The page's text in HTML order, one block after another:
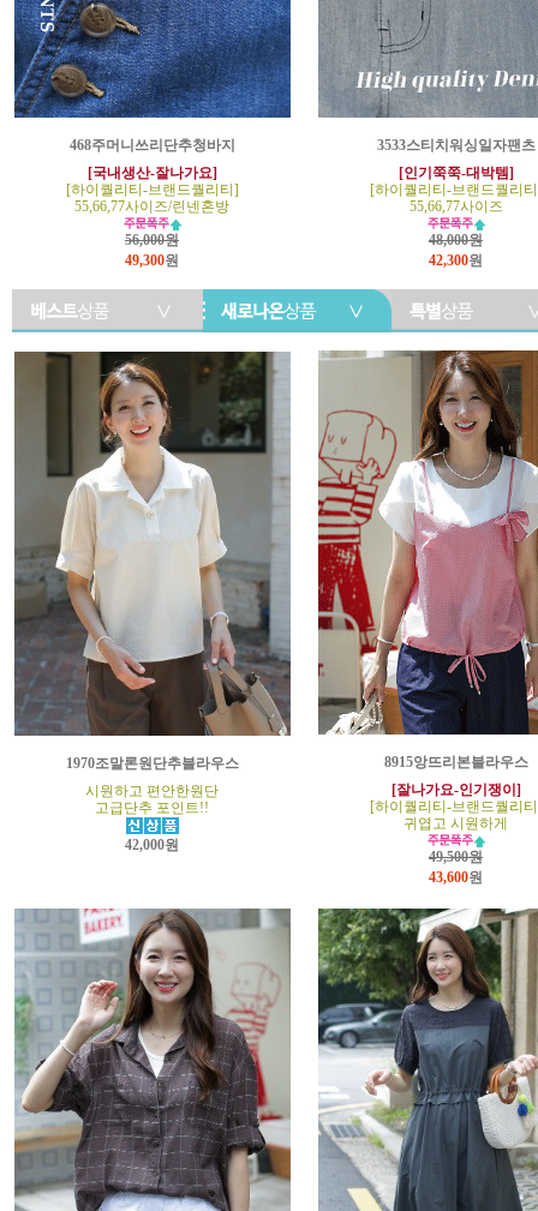
468주머니쓰리단추청바지
[국내생산-잘나가요]
[하이퀄리티-브랜드퀄리티]
55,66,77사이즈/린넨혼방
56,000원
49,300원
3533스티치워싱일자팬츠
[인기쭉쭉-대박템]
[하이퀄리티-브랜드퀄리
55,66,77사이즈
48,000원
42,300원
1970조말론원단추블라우스
시원하고 편안한원단
고급단추 포인트!!
42,000원
8915앙뜨리본블라우스
[잘나가요-인기쟁이]
[하이퀄리티-브랜드퀄리
귀엽고 시원하게
49,500원
43,600원